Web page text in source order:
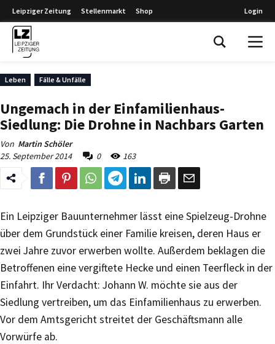
Leipziger Zeitung Stellenmarkt Shop Login
Leben Fälle & Unfälle
Ungemach in der Einfamilienhaus-
Siedlung: Die Drohne in Nachbars Garten
Von Martin Schöler
25. September 2014
0 163
Ein Leipziger Bauunternehmer lässt eine Spielzeug-Drohne
über dem Grundstück einer Familie kreisen, deren Haus er
zwei Jahre zuvor erwerben wollte. Außerdem beklagen die
Betroffenen eine vergiftete Hecke und einen Teerfleck in der
Einfahrt. Ihr Verdacht: Johann W. möchte sie aus der
Siedlung vertreiben, um das Einfamilienhaus zu erwerben.
Vor dem Amtsgericht streitet der Geschäftsmann alle
Vorwürfe ab.